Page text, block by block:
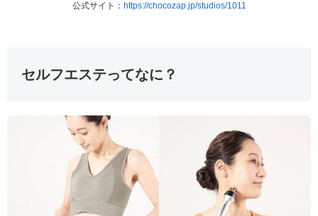
公式サイト： https://chocozap.jp/studios/1011
セルフエステってなに？